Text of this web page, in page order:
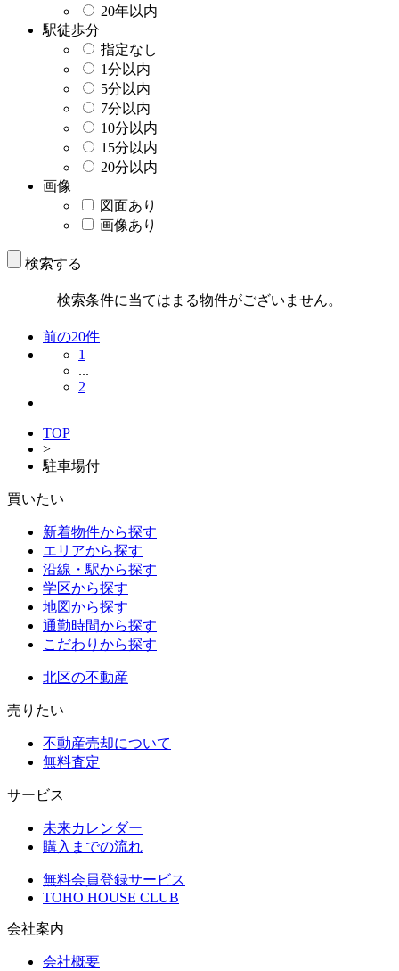
20年以内
駅徒歩分
指定なし
1分以内
5分以内
7分以内
10分以内
15分以内
20分以内
画像
図面あり
画像あり
検索する
検索条件に当てはまる物件がございません。
前の20件
1
...
2
TOP
>
駐車場付
買いたい
新着物件から探す
エリアから探す
沿線・駅から探す
学区から探す
地図から探す
通勤時間から探す
こだわりから探す
北区の不動産
売りたい
不動産売却について
無料査定
サービス
未来カレンダー
購入までの流れ
無料会員登録サービス
TOHO HOUSE CLUB
会社案内
会社概要